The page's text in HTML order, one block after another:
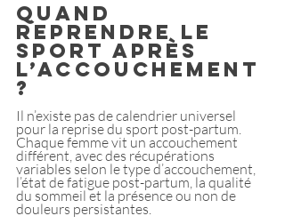
Quand
reprendre le
sport après
l’accouchement
?
Il n’existe pas de calendrier universel
pour la reprise du sport post-partum.
Chaque femme vit un accouchement
différent, avec des récupérations
variables selon le type d’accouchement,
l’état de fatigue post-partum, la qualité
du sommeil et la présence ou non de
douleurs persistantes.